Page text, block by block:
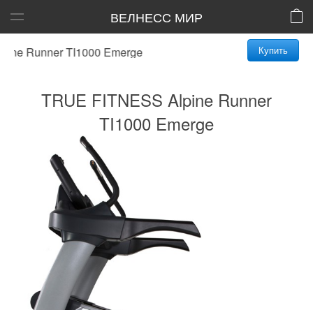
ВЕЛНЕСС МИР
Runner TI1000 Emerge Купить
TRUE FITNESS Alpine Runner
TI1000 Emerge